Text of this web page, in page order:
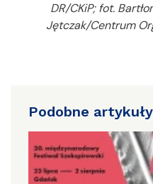
DR/CKiP; fot.
Jętczak/Centrum
Podobne artykuły